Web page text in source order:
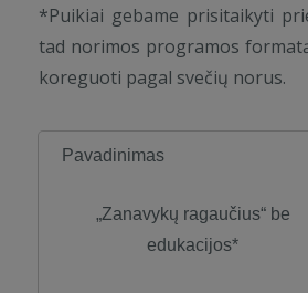
*Puikiai gebame prisitaikyti
tad norimos programos
koreguoti pagal svečių norus.
Pavadinimas
„Zanavykų ragaučius“ be
edukacijos*